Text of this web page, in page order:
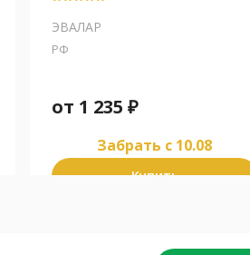
ЭВАЛАР
РФ
от 1 235 ₽
Забрать c 10.08
Купить